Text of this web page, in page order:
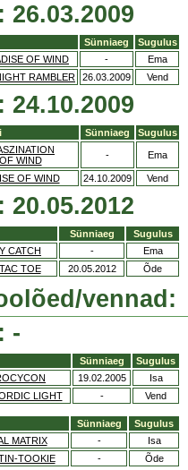
Sünniaeg
Sugulus
OF WIND -
Ema
RAMBLER 26.03.2009 Vend
Sünniaeg Sugulus
WIND
- Ema
OF WIND 24.10.2009 Vend
Sünniaeg
Sugulus
CATCH -
Ema
TOE 20.05.2012 Õde
vennad:
-
Sünniaeg
Sugulus
19.02.2005
Isa
LIGHT - Vend
Sünniaeg
Sugulus
MATRIX -
Isa
TOOKIE - Õde